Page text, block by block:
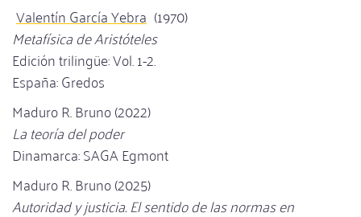
Valentín García Yebra (1970)
Metafísica de Aristóteles
Edición trilingüe: Vol. 1-2.
España: Gredos
Maduro R. Bruno (2022)
La teoría del poder
Dinamarca: SAGA Egmont
Maduro R. Bruno (2025)
Autoridad y justicia. El sentido de las normas en